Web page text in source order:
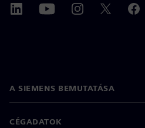
A SIEMENS BEMUTATÁSA
CÉGADATOK